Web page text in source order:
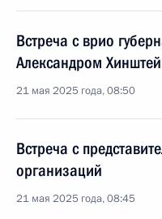
Встреча с врио
Александром
21 мая 2025 года, 08:50
Встреча с
организаций
21 мая 2025 года, 08:45